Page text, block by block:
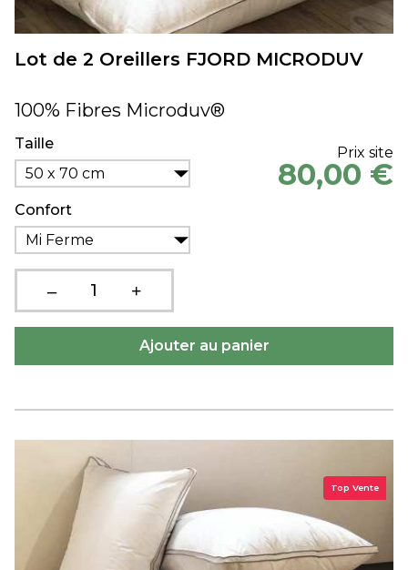
Lot de 2 Oreillers FJORD MICRODUV
100% Fibres Microduv®
Taille
50 x 70 cm
Confort
Mi Ferme
Prix site
80,00 €
Top Vente